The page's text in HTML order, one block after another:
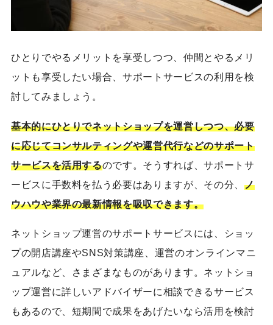
ひとりでやるメリットを享受しつつ、仲間とやるメリ
ットも享受したい場合、サポートサービスの利用を検
討してみましょう。
基本的にひとりでネットショップを運営しつつ、必要
に応じてコンサルティングや運営代行などのサポート
サービスを活用するのです。そうすれば、サポートサ
ービスに手数料を払う必要はありますが、その分、 ノ
ウハウや業界の最新情報を吸収できます。
ネットショップ運営のサポートサービスには、ショッ
プの開店講座やSNS対策講座、運営のオンラインマニ
ュアルなど、さまざまなものがあります。ネットショ
ップ運営に詳しいアドバイザーに相談できるサービス
もあるので、短期間で成果をあげたいなら活用を検討